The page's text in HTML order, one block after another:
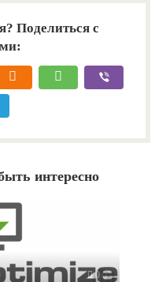
Поделиться с
интересно
0